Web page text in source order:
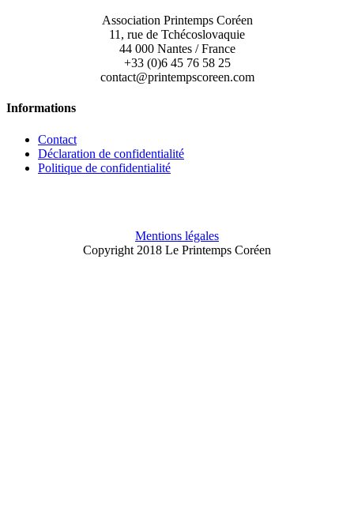
Association Printemps Coréen
11, rue de Tchécoslovaquie
44 000 Nantes / France
+33 (0)6 45 76 58 25
contact@printempscoreen.com
Informations
Contact
Déclaration de confidentialité
Politique de confidentialité
Mentions légales
Copyright 2018 Le Printemps Coréen